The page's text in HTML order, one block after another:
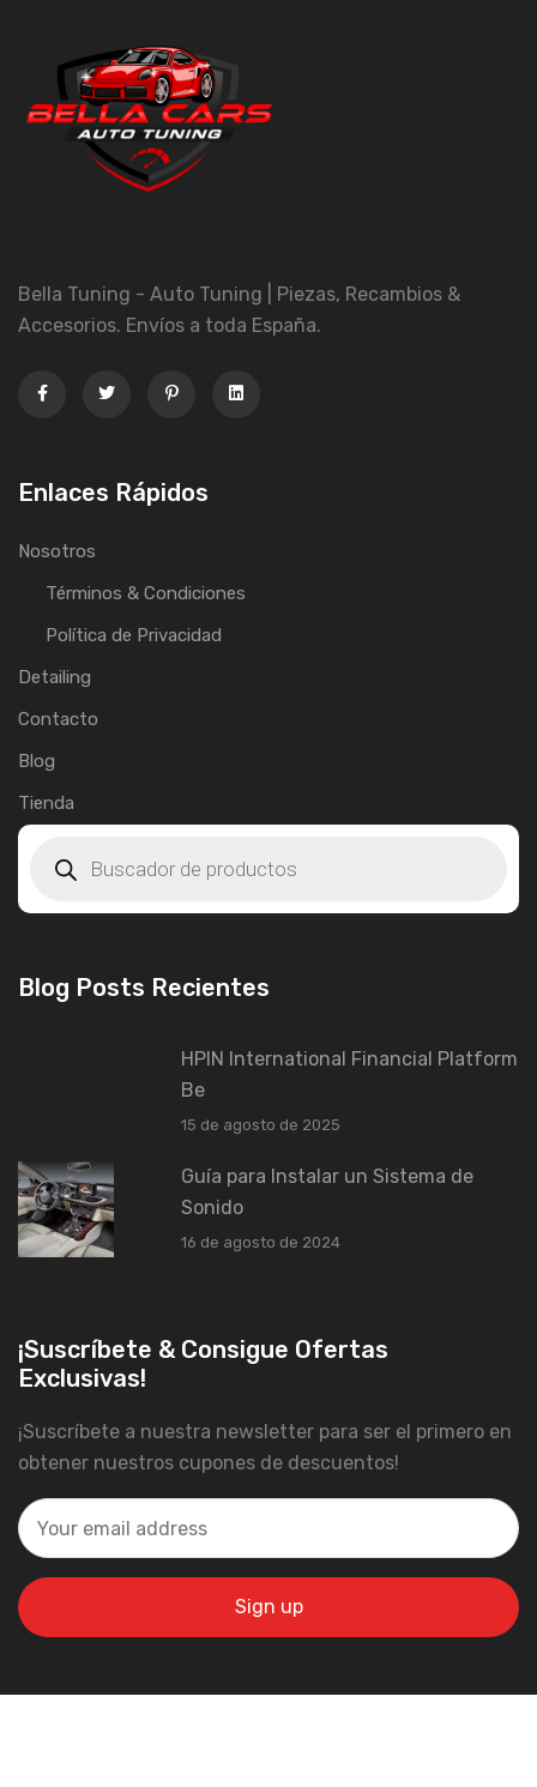
Bella Tuning - Auto Tuning | Piezas, Recambios &
Accesorios. Envíos a toda España.
Enlaces Rápidos
Nosotros
Términos & Condiciones
Política de Privacidad
Detailing
Contacto
Blog
Tienda
Blog Posts Recientes
HPIN International Financial Platform
Be
15 de agosto de 2025
Guía para Instalar un Sistema de
Sonido
16 de agosto de 2024
¡Suscríbete & Consigue Ofertas
Exclusivas!
¡Suscríbete a nuestra newsletter para ser el primero en
obtener nuestros cupones de descuentos!